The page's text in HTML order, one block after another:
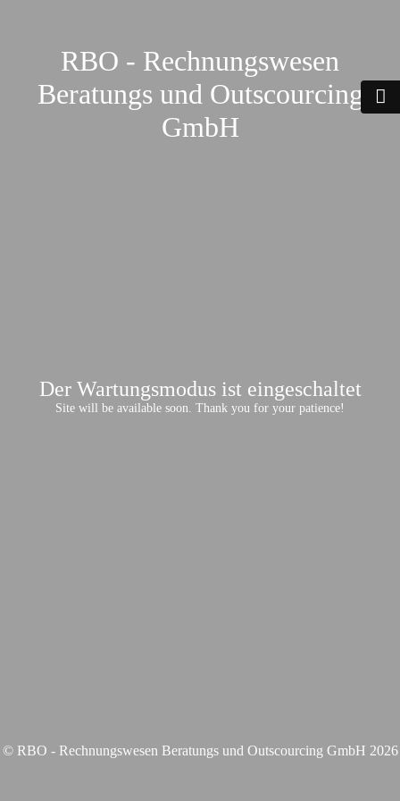
RBO - Rechnungswesen
Beratungs und Outscourcing
GmbH
Der Wartungsmodus ist eingeschaltet
Site will be available soon. Thank you for your patience!
© RBO - Rechnungswesen Beratungs und Outscourcing GmbH 2026